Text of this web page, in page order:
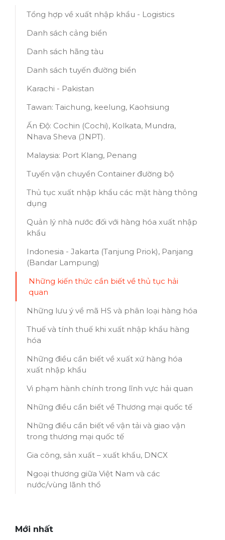
Tổng hợp về xuất nhập khẩu - Logistics
Danh sách cảng biển
Danh sách hãng tàu
Danh sách tuyến đường biển
Karachi - Pakistan
Tawan: Taichung, keelung, Kaohsiung
Ấn Độ: Cochin (Cochi), Kolkata, Mundra,
Nhava Sheva (JNPT).
Malaysia: Port Klang, Penang
Tuyến vận chuyển Container đường bộ
Thủ tục xuất nhập khẩu các mặt hàng thông
dụng
Quản lý nhà nước đối với hàng hóa xuất nhập
khẩu
Indonesia - Jakarta (Tanjung Priok), Panjang
(Bandar Lampung)
Những kiến thức cần biết về thủ tục hải
quan
Những lưu ý về mã HS và phân loại hàng hóa
Thuế và tính thuế khi xuất nhập khẩu hàng
hóa
Những điều cần biết về xuất xứ hàng hóa
xuất nhập khẩu
Vi phạm hành chính trong lĩnh vực hải quan
Những điều cần biết về Thương mại quốc tế
Những điều cần biết về vận tải và giao vận
trong thương mại quốc tế
Gia công, sản xuất – xuất khẩu, DNCX
Ngoại thương giữa Việt Nam và các
nước/vùng lãnh thổ
Mới nhất